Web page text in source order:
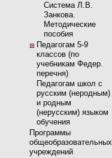
Система Л.В.
Занкова.
Методические
пособия
Педагогам 5-9
классов (по
учебникам Федер.
перечня)
Педагогам школ с
русским (неродным)
и родным
(нерусским) языком
обучения
Программы
общеобразовательных
учреждений